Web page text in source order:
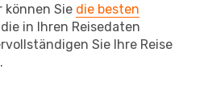
können Sie die besten
in Ihren Reisedaten
Sie Ihre Reise
.